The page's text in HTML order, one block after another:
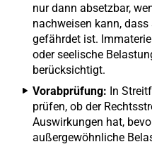
nur dann absetzbar,
nachweisen kann,
gefährdet ist.
oder seelische
berücksichtigt.
Vorabprüfung: In
prüfen, ob der
Auswirkungen hat,
außergewöhnliche